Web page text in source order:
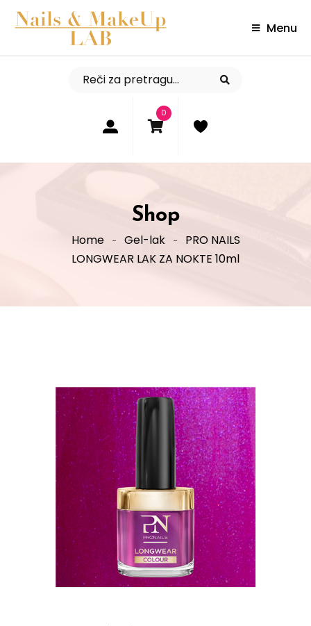
Menu
0
Shop
Home Gel-lak
PRO NAILS
LONGWEAR LAK ZA NOKTE 10ml